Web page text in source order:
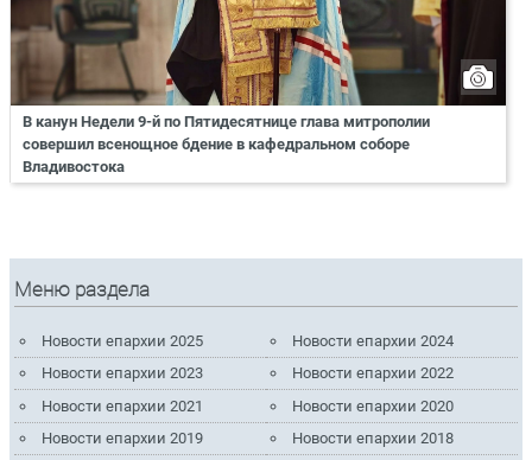
В канун Недели 9-й по Пятидесятнице глава митрополии
совершил всенощное бдение в кафедральном соборе
Владивостока
Меню раздела
Новости епархии 2025
Новости епархии 2024
Новости епархии 2023
Новости епархии 2022
Новости епархии 2021
Новости епархии 2020
Новости епархии 2019
Новости епархии 2018